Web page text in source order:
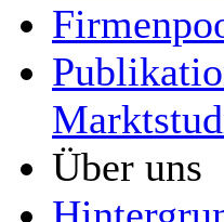
Über uns